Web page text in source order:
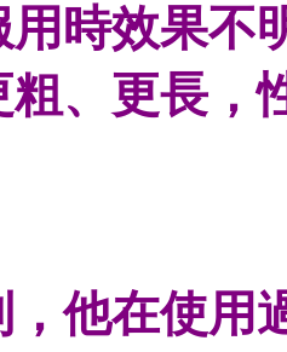
用時效果
粗、更長，
他在使用